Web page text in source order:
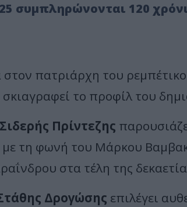
συμπληρώνονται 120
πατριάρχη του
το προφίλ του
Σιδερής Πρίντεζης
τη φωνή του Μάρκου
στα τέλη της
Δρογώσης επιλέγει